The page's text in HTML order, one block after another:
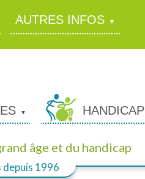
AUTRES INFOS
HANDICAP
âge et du handicap
depuis 1996